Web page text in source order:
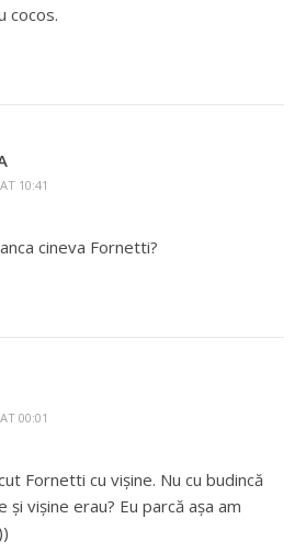
cocos.
10:41
cineva Fornetti?
00:01
Fornetti cu vișine. Nu cu budincă
și vișine erau? Eu parcă așa am